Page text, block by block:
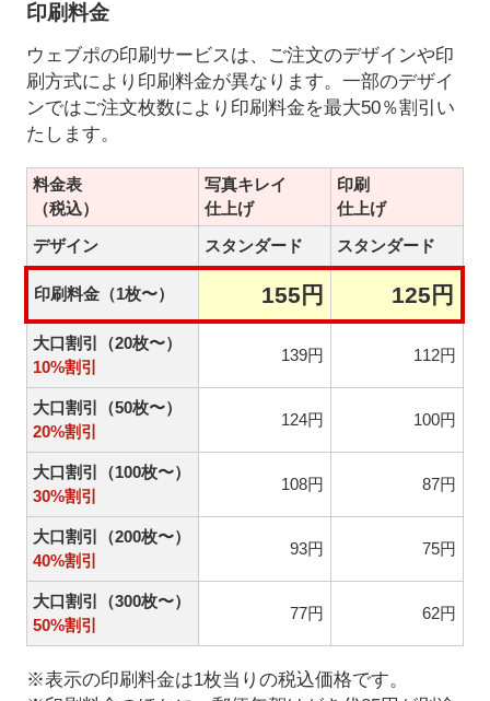
印刷料金
ウェブポの印刷サービスは、ご注文のデザインや印
刷方式により印刷料金が異なります。一部のデザイ
ンではご注文枚数により印刷料金を最大50％割引い
たします。
料金表
（税込）
写真キレイ
仕上げ
印刷
仕上げ
デザイン
スタンダード スタンダード
印刷料金（1枚〜） 155円 125円
大口割引（20枚〜）
10%割引
139円 112円
大口割引（50枚〜）
20%割引
124円 100円
大口割引（100枚〜）
30%割引
108円 87円
大口割引（200枚〜）
40%割引
93円 75円
大口割引（300枚〜）
50%割引
77円 62円
※表示の印刷料金は1枚当りの税込価格です。